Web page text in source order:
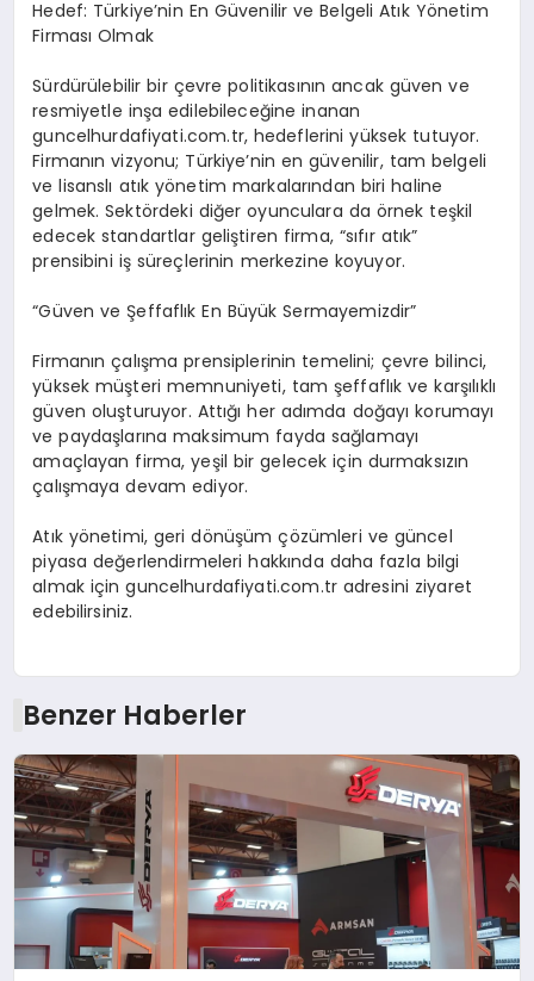
Hedef: Türkiye’nin En Güvenilir ve Belgeli Atık Yönetim
Firması Olmak
Sürdürülebilir bir çevre politikasının ancak güven ve
resmiyetle inşa edilebileceğine inanan
guncelhurdafiyati.com.tr, hedeflerini yüksek tutuyor.
Firmanın vizyonu; Türkiye’nin en güvenilir, tam belgeli
ve lisanslı atık yönetim markalarından biri haline
gelmek. Sektördeki diğer oyunculara da örnek teşkil
edecek standartlar geliştiren firma, “sıfır atık”
prensibini iş süreçlerinin merkezine koyuyor.
“Güven ve Şeffaflık En Büyük Sermayemizdir”
Firmanın çalışma prensiplerinin temelini; çevre bilinci,
yüksek müşteri memnuniyeti, tam şeffaflık ve karşılıklı
güven oluşturuyor. Attığı her adımda doğayı korumayı
ve paydaşlarına maksimum fayda sağlamayı
amaçlayan firma, yeşil bir gelecek için durmaksızın
çalışmaya devam ediyor.
Atık yönetimi, geri dönüşüm çözümleri ve güncel
piyasa değerlendirmeleri hakkında daha fazla bilgi
almak için guncelhurdafiyati.com.tr adresini ziyaret
edebilirsiniz.
Benzer Haberler